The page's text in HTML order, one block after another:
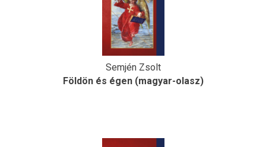
Semjén Zsolt
Földön és égen (magyar-olasz)